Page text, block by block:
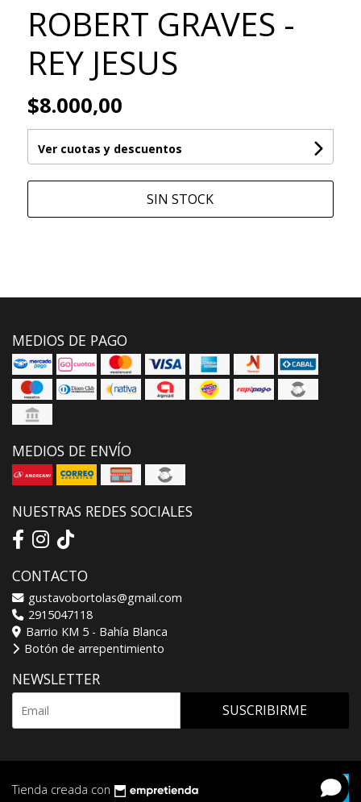
ROBERT GRAVES -
REY JESUS
$8.000,00
Ver cuotas y descuentos
SIN STOCK
MEDIOS DE PAGO
MEDIOS DE ENVÍO
NUESTRAS REDES SOCIALES
CONTACTO
gustavobortolas@gmail.com
2915047118
Barrio KM 5 - Bahía Blanca
Botón de arrepentimiento
NEWSLETTER
SUSCRIBIRME
Tienda creada con